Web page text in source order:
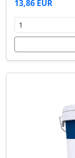
13,86 EUR